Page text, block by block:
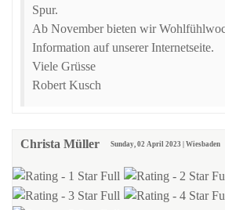
Spur.
Ab November bieten wir
Information auf unserer Internetseite.
Viele Grüsse
Robert Kusch
Christa Müller Sunday, 02 April 2023 | Wiesbaden